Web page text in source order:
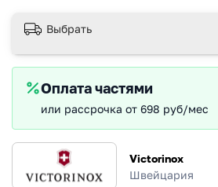
Victorinox
Швейцария
Выбрать
Оплата частями
или рассрочка от 698 руб/мес